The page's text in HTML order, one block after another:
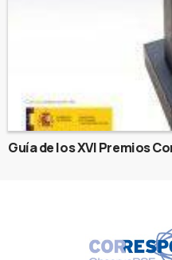
Guía de los XVI Premios